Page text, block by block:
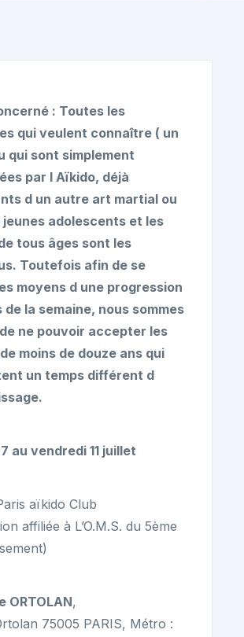
: Toutes les
qui veulent connaître ( un
qui sont simplement
par l Aïkido, déjà
d un autre art martial ou
jeunes adolescents et les
tous âges sont les
Toutefois afin de se
moyens d une progression
de la semaine, nous sommes
ne pouvoir accepter les
moins de douze ans qui
un temps différent d
au vendredi 11 juillet
aïkido Club
affiliée à L’O.M.S. du 5ème
ORTOLAN,
75005 PARIS, Métro :